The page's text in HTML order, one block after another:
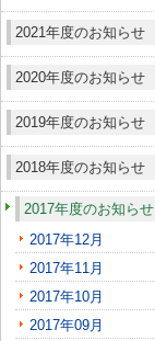
2021年度のお知らせ
2020年度のお知らせ
2019年度のお知らせ
2018年度のお知らせ
2017年度のお知らせ
2017年12月
2017年11月
2017年10月
2017年09月